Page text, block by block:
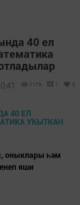
40 ел
1179 1 0
оныклары һәм
яши